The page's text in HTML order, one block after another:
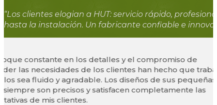
“Los clientes elogian a HUT: servicio rápido,
hasta la instalación. Un fabricante confiable e
constante en los detalles y el compromiso de
las necesidades de los clientes han hecho que
sea fluido y agradable. Los diseños de sus pequeñas
son precisos y satisfacen completamente las
de mis clientes.